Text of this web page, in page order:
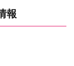
報